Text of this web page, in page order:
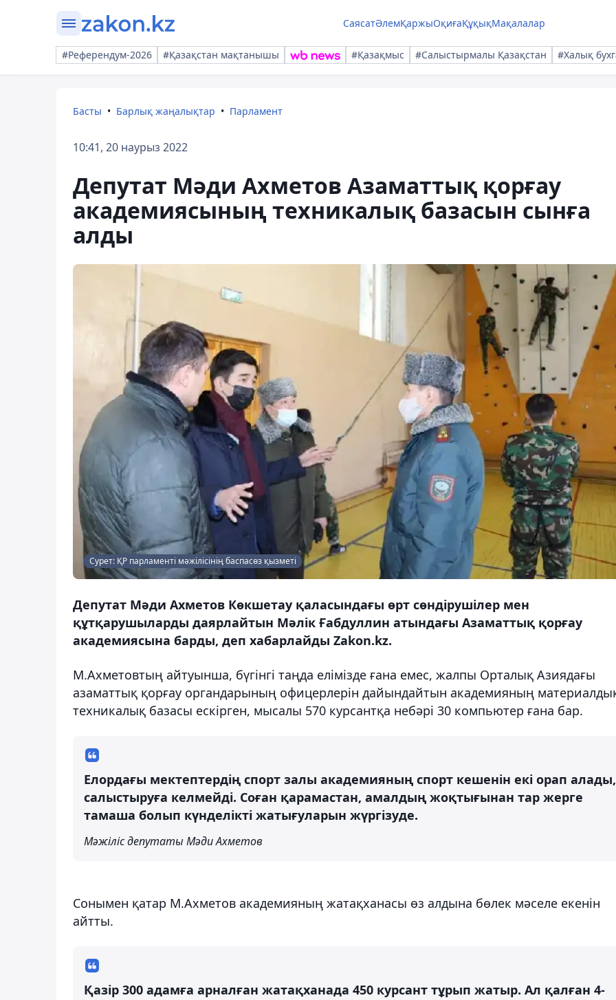
СаясатӘлемҚаржыОқиғаҚұқықМақалалар
#Референдум-2026 #Қазақстан мақтанышы #Қазақмыс #Салыстырмалы Қазақстан #Халық
Басты Барлық жаңалықтар Парламент
10:41, 20 наурыз 2022
Депутат Мәди Ахметов Азаматтық қорғау
академиясының техникалық базасын сынға
алды
Сурет: ҚР парламенті мәжілісінің баспасөз қызметі
Депутат Мәди Ахметов Көкшетау қаласындағы өрт сөндірушілер мен
құтқарушыларды даярлайтын Мәлік Ғабдуллин атындағы Азаматтық қорғау
академиясына барды, деп хабарлайды Zakon.kz.
М.Ахметовтың айтуынша, бүгінгі таңда елімізде ғана емес, жалпы Орталық Азиядағы
азаматтық қорғау органдарының офицерлерін дайындайтын академияның
техникалық базасы ескірген, мысалы 570 курсантқа небәрі 30 компьютер ғана бар.
Елордағы мектептердің спорт залы академияның спорт кешенін екі орап алады,
салыстыруға келмейді. Соған қарамастан, амалдың жоқтығынан тар жерге
тамаша болып күнделікті жатығуларын жүргізуде.
Мәжіліс депутаты Мәди Ахметов
Сонымен қатар М.Ахметов академияның жатақханасы өз алдына бөлек мәселе екенін
айтты.
Қазір 300 адамға арналған жатақханада 450 курсант тұрып жатыр. Ал қалған 4-